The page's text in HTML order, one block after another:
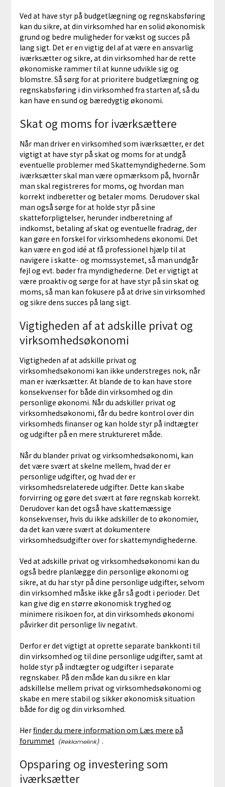
Ved at have styr på budgetlægning og regnskabsføring
kan du sikre, at din virksomhed har en solid økonomisk
grund og bedre muligheder for vækst og succes på
lang sigt. Det er en vigtig del af at være en ansvarlig
iværksætter og sikre, at din virksomhed har de rette
økonomiske rammer til at kunne udvikle sig og
blomstre. Så sørg for at prioritere budgetlægning og
regnskabsføring i din virksomhed fra starten af, så du
kan have en sund og bæredygtig økonomi.
Skat og moms for iværksættere
Når man driver en virksomhed som iværksætter, er det
vigtigt at have styr på skat og moms for at undgå
eventuelle problemer med Skattemyndighederne. Som
iværksætter skal man være opmærksom på, hvornår
man skal registreres for moms, og hvordan man
korrekt indberetter og betaler moms. Derudover skal
man også sørge for at holde styr på sine
skatteforpligtelser, herunder indberetning af
indkomst, betaling af skat og eventuelle fradrag, der
kan gøre en forskel for virksomhedens økonomi. Det
kan være en god idé at få professionel hjælp til at
navigere i skatte- og momssystemet, så man undgår
fejl og evt. bøder fra myndighederne. Det er vigtigt at
være proaktiv og sørge for at have styr på sin skat og
moms, så man kan fokusere på at drive sin virksomhed
og sikre dens succes på lang sigt.
Vigtigheden af at adskille privat og
virksomhedsøkonomi
Vigtigheden af at adskille privat og
virksomhedsøkonomi kan ikke understreges nok, når
man er iværksætter. At blande de to kan have store
konsekvenser for både din virksomhed og din
personlige økonomi. Når du adskiller privat og
virksomhedsøkonomi, får du bedre kontrol over din
virksomheds finanser og kan holde styr på indtægter
og udgifter på en mere struktureret måde.
Når du blander privat og virksomhedsøkonomi, kan
det være svært at skelne mellem, hvad der er
personlige udgifter, og hvad der er
virksomhedsrelaterede udgifter. Dette kan skabe
forvirring og gøre det svært at føre regnskab korrekt.
Derudover kan det også have skattemæssige
konsekvenser, hvis du ikke adskiller de to økonomier,
da det kan være svært at dokumentere
virksomhedsudgifter over for skattemyndighederne.
Ved at adskille privat og virksomhedsøkonomi kan du
også bedre planlægge din personlige økonomi og
sikre, at du har styr på dine personlige udgifter, selvom
din virksomhed måske ikke går så godt i perioder. Det
kan give dig en større økonomisk tryghed og
minimere risikoen for, at din virksomheds økonomi
påvirker dit personlige liv negativt.
Derfor er det vigtigt at oprette separate bankkonti til
din virksomhed og til dine personlige udgifter, samt at
holde styr på indtægter og udgifter i separate
regnskaber. På den måde kan du sikre en klar
adskillelse mellem privat og virksomhedsøkonomi og
skabe en mere stabil og sikker økonomisk situation
både for dig og din virksomhed.
Herfinder du mere information om Læs mere på
forummet
.
Opsparing og investering som
iværksætter